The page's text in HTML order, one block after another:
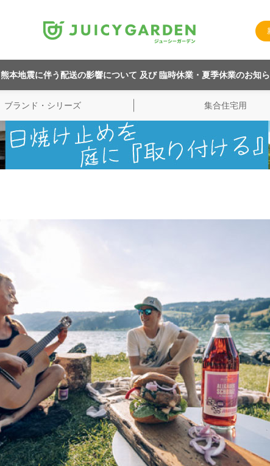
熊本地震に伴う配送の影響について 及び 臨時休業・夏季休業のお知
ブランド・シリーズ 集合住宅用